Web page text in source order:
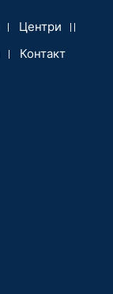
Центри
Контакт